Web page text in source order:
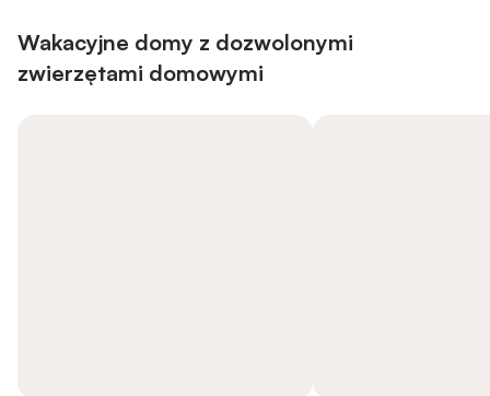
Wakacyjne domy z dozwolonymi
zwierzętami domowymi